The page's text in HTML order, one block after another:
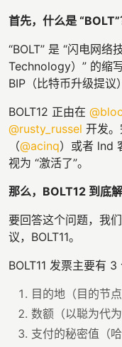
首先，什么是 “BOLT”
“BOLT” 是 “闪电网
Technology）” 的缩
BIP（比特币升级提议
BOLT12 正由在
@rusty_russel 开发
（@acinq）或者 lnd
视为 “激活了”。
那么，BOLT12 到底
要回答这个问题，我
议，BOLT11。
BOLT11 发票主要有 3
目的地（目的节点
数额（以聪为代为
支付的秘密值（哈